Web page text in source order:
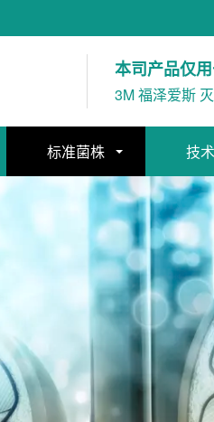
本司产品仅
3M 福泽爱斯
标准菌株 技